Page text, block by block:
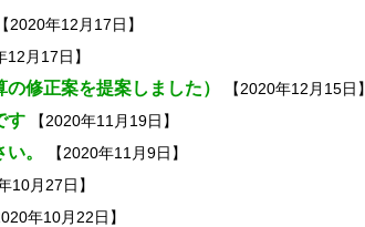
【2020年12月17日】
月17日】
修正案を提案しました） 【2020年12月15日】
す 【2020年11月19日】
。 【2020年11月9日】
10月27日】
年10月22日】